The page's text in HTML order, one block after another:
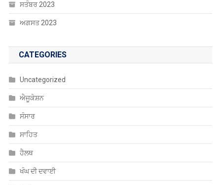
ਸਤੰਬਰ 2023
ਅਗਸਤ 2023
CATEGORIES
Uncategorized
ਐਜੂਕੇਸ਼ਨ
ਸੰਸਾਰ
ਸਾਹਿਤ
ਹੈਲਥ
ਖੰਘ ਦੀ ਦਵਾਈ